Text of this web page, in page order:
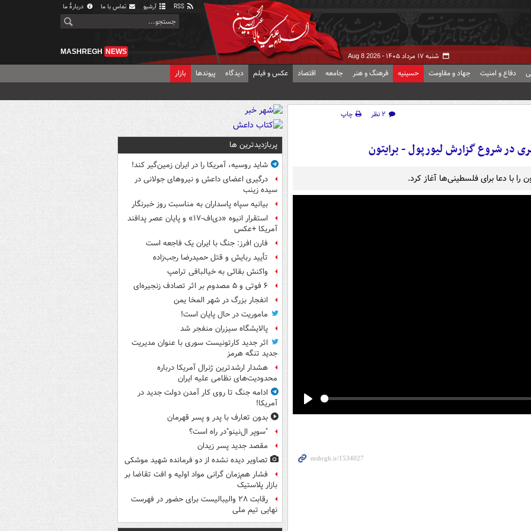
آرشیو تماس با ما دربارهٔ ما
شنبه ۱۷ مرداد ۱۴۰۵ - Aug 8 2026
MASHREGH NEWS
دفاع و امنیت جهاد و مقاومت حسینیه فرهنگ و هنر جامعه اقتصاد عکس و فیلم دیدگاه پیوندها بازار
۲ نظر
چاپ
در شروع گزارش لیورپول - برایتون
را با دعا برای فلسطینی‌ها آغاز کرد.
پربازدیدترین ها
شاید روسیه، آمریکا را در ایران زمین‌گیر کند!
درگیری اعضای داعش و نیروهای جولانی در
سیده زینب
بیانیه سپاه پاسداران به مناسبت روز خبرنگار
استقرار انبوه «دی‌اف‑۱۷» و پایان عصر پدافند
آمریکا +عکس
فارن افرز: جنگ با ایران یک فاجعه است
تأیید ربایش و قتل حمیدرضا رجب‌زاده
واکنش بقائی به خیالبافی ترامپ
۶ فوتی و ۵ مصدوم بر اثر تصادف زنجیره‌ای
انفجار بزرگ در شهر المخا یمن
ماموریت در حال پایان است!
پالایشگاه سیزران منفجر شد
اثر جدید کارتونیست سوری با عنوان مدیریت
جدید تنگه هرمز
هشدار ارشدترین ژنرال آمریکا درباره
محدودیت‌های نظامی علیه ایران
ادامه جنگ تا روی کار آمدن دولت جدید در
آمریکا!
بدون تعارف با پدر و پسر قهرمان
"سوپر ال‌نینو"در راه است؟
مقصد جدید پسر زیدان
تصاویر دیده‌ نشده از دو فرمانده شهید موشکی
فشار هم‌زمان گرانی مواد اولیه و افت تقاضا بر
بازار پلاستیک
رقابت ۲۸ والیبالیست برای حضور در فهرست
نهایی تیم ملی